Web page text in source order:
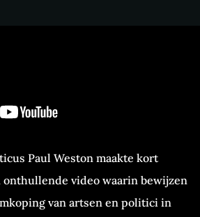
Paul Weston maakte kort
onthullende video waarin bewijzen
van artsen en politici in